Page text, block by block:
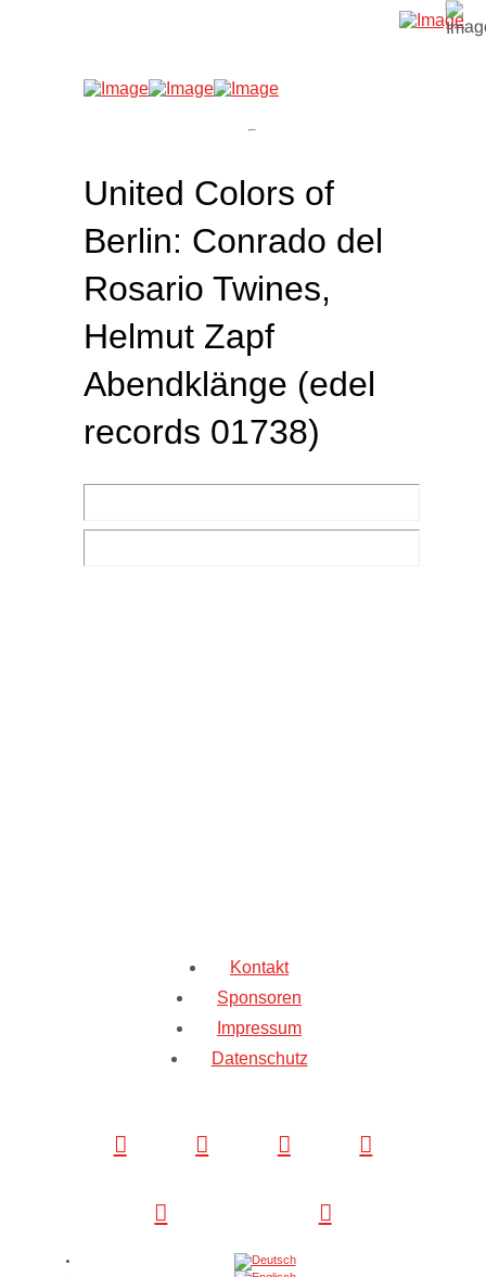
United Colors of
Berlin: Conrado del
Rosario Twines,
Helmut Zapf
Abendklänge (edel
records 01738)
Kontakt
Sponsoren
Impressum
Datenschutz